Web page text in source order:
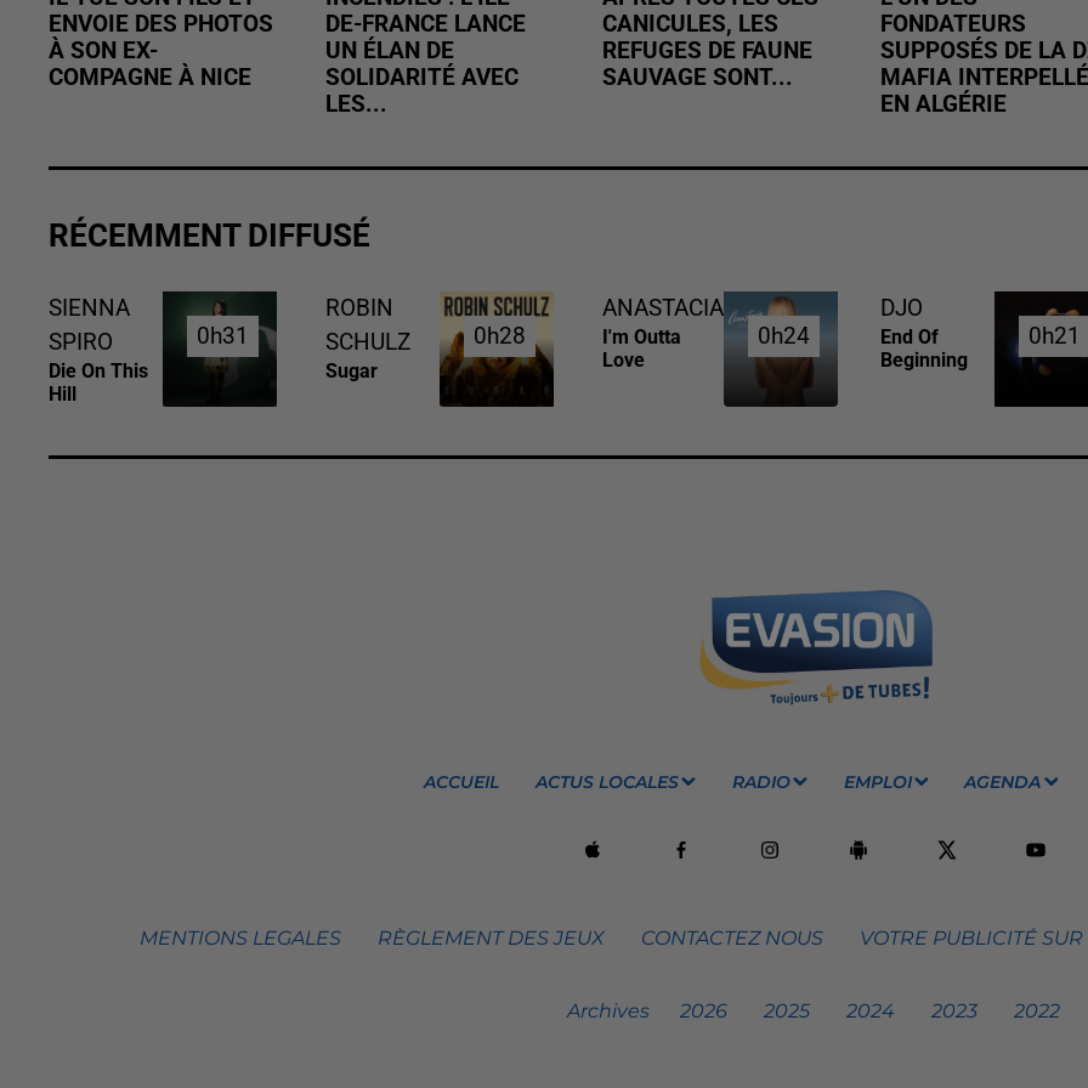
ENVOIE DES PHOTOS
À SON EX-
COMPAGNE À NICE
DE-FRANCE LANCE
UN ÉLAN DE
SOLIDARITÉ AVEC
LES...
CANICULES, LES
REFUGES DE FAUNE
SAUVAGE SONT...
FONDATEURS
SUPPOSÉS DE LA
MAFIA INTERPELLÉ
EN ALGÉRIE
RÉCEMMENT DIFFUSÉ
SIENNA
SPIRO
Die On This
Hill
0h31
0h31
ROBIN
SCHULZ
Sugar
0h28
0h28
ANASTACIA
I'm Outta
Love
0h24
0h24
DJO
End Of
Beginning
0h21
0h21
ACCUEIL ACTUS LOCALES RADIO EMPLOI AGENDA
MENTIONS LEGALES RÈGLEMENT DES JEUX CONTACTEZ NOUS VOTRE PUBLICITÉ
Archives 2026 2025 2024 2023 2022